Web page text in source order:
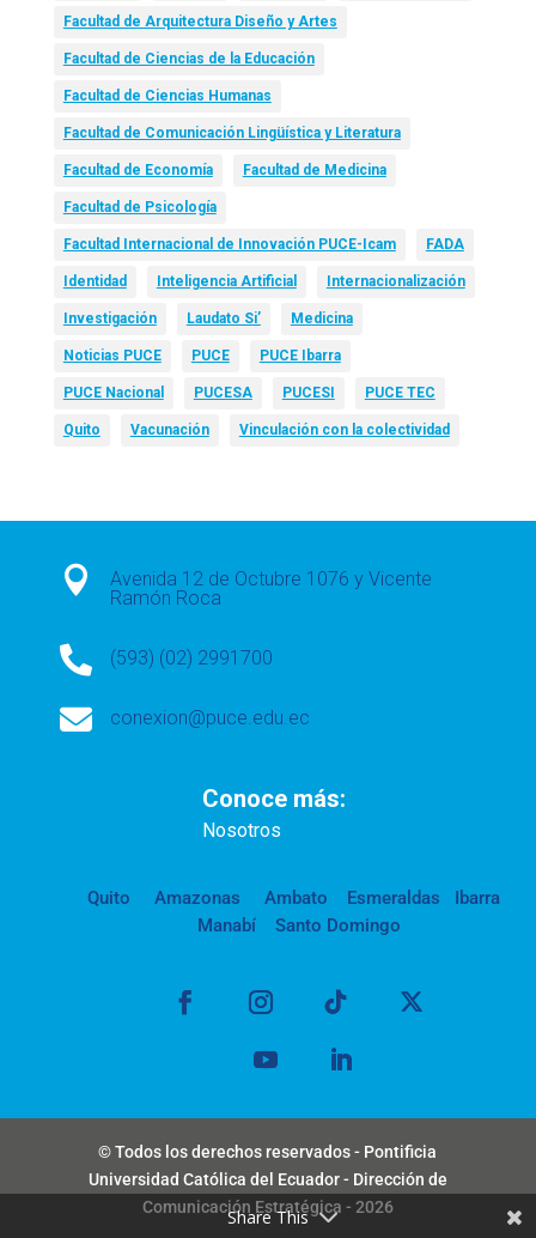
Facultad de Arquitectura Diseño y Artes
Facultad de Ciencias de la Educación
Facultad de Ciencias Humanas
Facultad de Comunicación Lingüística y Literatura
Facultad de Economía Facultad de Medicina
Facultad de Psicología
Facultad Internacional de Innovación PUCE-Icam FADA
Identidad Inteligencia Artificial Internacionalización
Investigación Laudato Si’ Medicina
Noticias PUCE PUCE PUCE Ibarra
PUCE Nacional PUCESA PUCESI PUCE TEC
Quito Vacunación Vinculación con la colectividad

Avenida 12 de Octubre 1076 y Vicente
Ramón Roca
 (593) (02) 2991700
 conexion@puce.edu.ec
Conoce más:
Nosotros
Quito Amazonas Ambato Esmeraldas
Ibarra
Manabí
Santo Domingo
© Todos los derechos reservados - Pontificia
Universidad Católica del Ecuador - Dirección de
Comunicación Estratégica - 2026
Share This